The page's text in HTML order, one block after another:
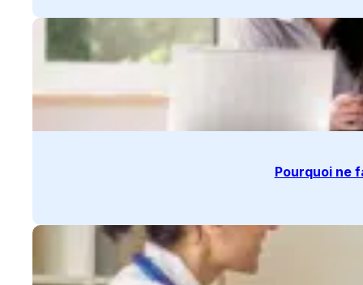
Pourquoi ne